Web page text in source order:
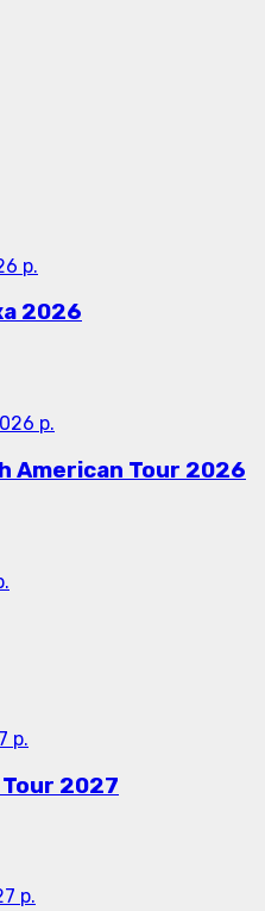
р.
2026
р.
American Tour 2026
р.
2027
р.